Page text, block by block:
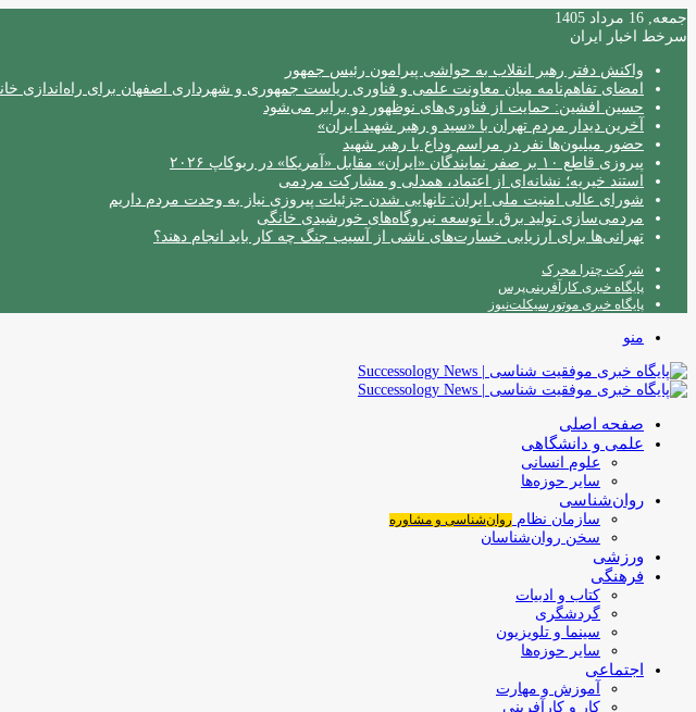
جمعه, 16 مرداد 1405
سرخط اخبار ایران
واکنش دفتر رهبر انقلاب به حواشی پیرامون رئیس جمهور
امضای تفاهم‌نامه میان معاونت علمی و فناوری ریاست جمهوری و شهرداری اصفهان برای راه‌اندازی
حسین افشین: حمایت از فناوری‌های نوظهور دو برابر می‌شود
آخرین دیدار مردم تهران با «سید و رهبر شهید ایران»
حضور میلیون‌ها نفر در مراسم وداع با رهبر شهید
پیروزی قاطع ۱۰ بر صفر نمایندگان «ایران» مقابل «آمریکا» در ربوکاپ ۲۰۲۶
استند خیریه؛ نشانه‌ای از اعتماد، همدلی و مشارکت مردمی
شورای عالی امنیت ملی ایران: تانهایی شدن جزئیات پیروزی نیاز به وحدت مردم داریم
مردمی‌سازی تولید برق با توسعه نیروگاه‌های خورشیدی خانگی
تهرانی‌ها برای ارزیابی خسارت‌های ناشی از آسیب جنگ چه کار باید انجام دهند؟
شرکت چترا محرک
پایگاه خبری کارآفرینی‌پرس
پایگاه خبری موتورسیکلت‌نیوز
منو
صفحه اصلی
علمی و دانشگاهی
علوم انسانی
سایر حوزه‌ها
روان‌شناسی
سازمان نظام روان‌شناسی و مشاوره
سخن روان‌شناسان
ورزشی
فرهنگی
کتاب و ادبیات
گردشگری
سینما و تلویزیون
سایر حوزه‌ها
اجتماعی
آموزش و مهارت
کار و کارآفرینی